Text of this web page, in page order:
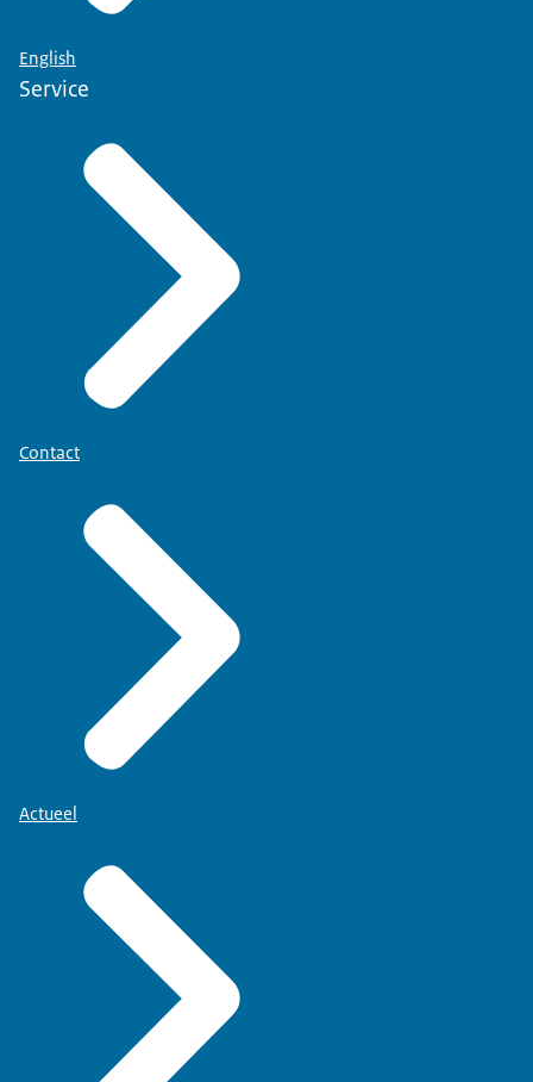
English
Service
Contact
Actueel